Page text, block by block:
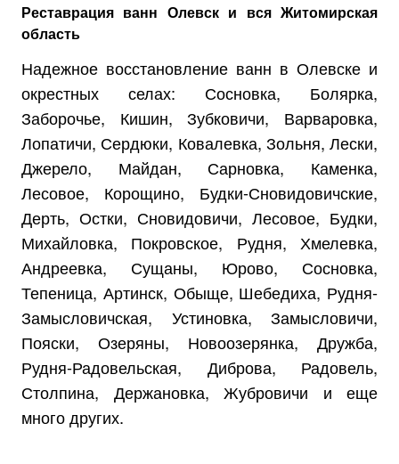
Реставрация ванн Олевск и вся Житомирская
область
Надежное восстановление ванн в Олевске и
окрестных селах: Сосновка, Болярка,
Заборочье, Кишин, Зубковичи, Варваровка,
Лопатичи, Сердюки, Ковалевка, Зольня, Лески,
Джерело, Майдан, Сарновка, Каменка,
Лесовое, Корощино, Будки-Сновидовичские,
Дерть, Остки, Сновидовичи, Лесовое, Будки,
Михайловка, Покровское, Рудня, Хмелевка,
Андреевка, Сущаны, Юрово, Сосновка,
Тепеница, Артинск, Обыще, Шебедиха, Рудня-
Замысловичская, Устиновка, Замысловичи,
Пояски, Озеряны, Новоозерянка, Дружба,
Рудня-Радовельская, Диброва, Радовель,
Столпина, Держановка, Жубровичи и еще
много других.